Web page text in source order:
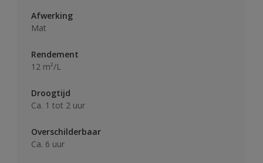
Afwerking
Mat
Rendement
12 m²/L
Droogtijd
Ca. 1 tot 2 uur
Overschilderbaar
Ca. 6 uur